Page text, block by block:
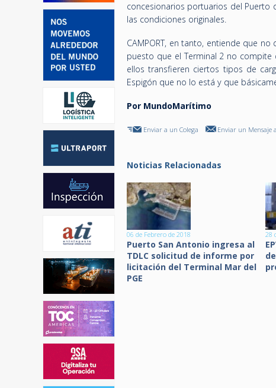
concesionarios portuarios del Puerto
las condiciones originales.
CAMPORT, en tanto, entiende que
puesto que el Terminal 2 no compite
ellos transfieren ciertos tipos de
Espigón que no lo está y que
Por MundoMarítimo
Enviar a un Colega Enviar un Mensaje
Noticias Relacionadas
06 de Febrero de 2018
Puerto San Antonio ingresa al
TDLC solicitud de informe por
licitación del Terminal Mar del
PGE
28